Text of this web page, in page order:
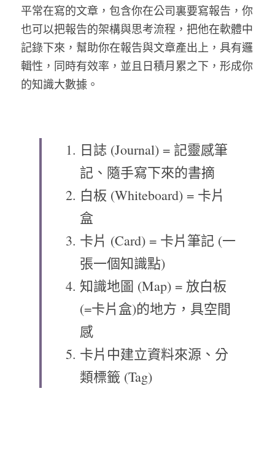
平常在寫的文章，包含你在公司裏要寫報告，你
也可以把報告的架構與思考流程，把他在軟體中
記錄下來，幫助你在報告與文章產出上，具有邏
輯性，同時有效率，並且日積月累之下，形成你
的知識大數據。
日誌 (Journal) = 記靈感筆
記、隨手寫下來的書摘
白板 (Whiteboard) = 卡片
盒
卡片 (Card) = 卡片筆記 (一
張一個知識點)
知識地圖 (Map) = 放白板
(=卡片盒)的地方，具空間
感
卡片中建立資料來源、分
類標籤 (Tag)